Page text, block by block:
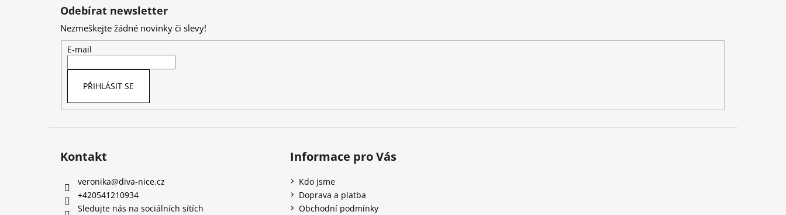
Odebírat newsletter
Nezmeškejte žádné novinky či slevy!
E-mail
PŘIHLÁSIT SE
Kontakt
veronika@diva-nice.cz
+420541210934
Sledujte nás na sociálních sítích
Informace pro Vás
Kdo jsme
Doprava a platba
Obchodní podmínky